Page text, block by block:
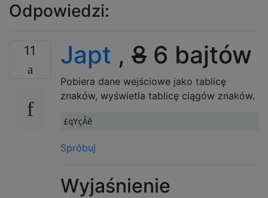
Odpowiedzi:
11 Japt , 8 6 bajtów
Pobiera dane wejściowe jako tablicę
znaków, wyświetla tablicę ciągów znaków.
Spróbuj
Wyjaśnienie